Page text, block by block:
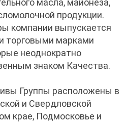
масла, майонеза,
продукции.
компании выпускается
торговыми марками
неоднократно
знаком Качества.
Группы расположены в
и Свердловской
крае, Подмосковье и